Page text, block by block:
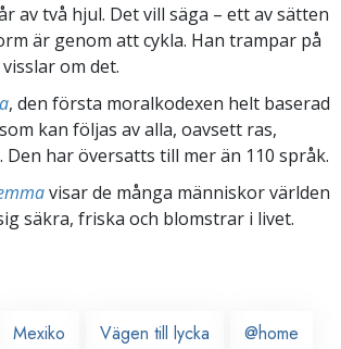
av två hjul. Det vill säga – ett av sätten
är genom att cykla. Han trampar på
om det.
, den första moralkodexen helt baserad
kan följas av alla, oavsett ras,
har översatts till mer än 110 språk.
visar de många människor världen
säkra, friska och blomstrar i livet.
Mexiko Vägen till lycka @home